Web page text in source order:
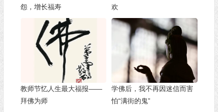
怨，增长福寿
欢
教师节忆人生最大福报——
拜佛为师
学佛后，我不再因迷信而害
怕“满街的鬼”